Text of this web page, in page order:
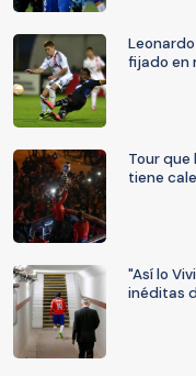
fijado en
Tour que
tiene
"Así lo
inéditas